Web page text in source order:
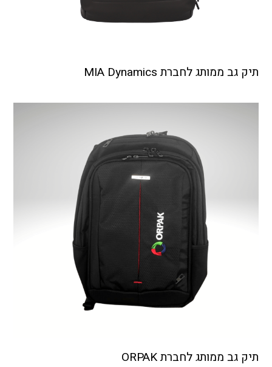
תיק גב ממותג לחברת MIA Dynamics
תיק גב ממותג לחברת ORPAK